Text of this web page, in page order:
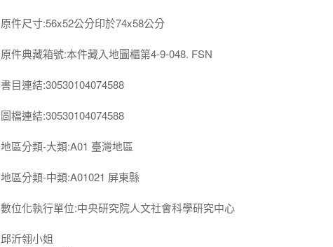
原件尺寸:56x52公分印於74x58公分
原件典藏箱號:本件藏入地圖櫃第4-9-048. FSN
書目連結:30530104074588
圖檔連結:30530104074588
地區分類-大類:A01 臺灣地區
地區分類-中類:A01021 屏東縣
數位化執行單位:中央研究院人文社會科學研究中心
邱沂翎小姐